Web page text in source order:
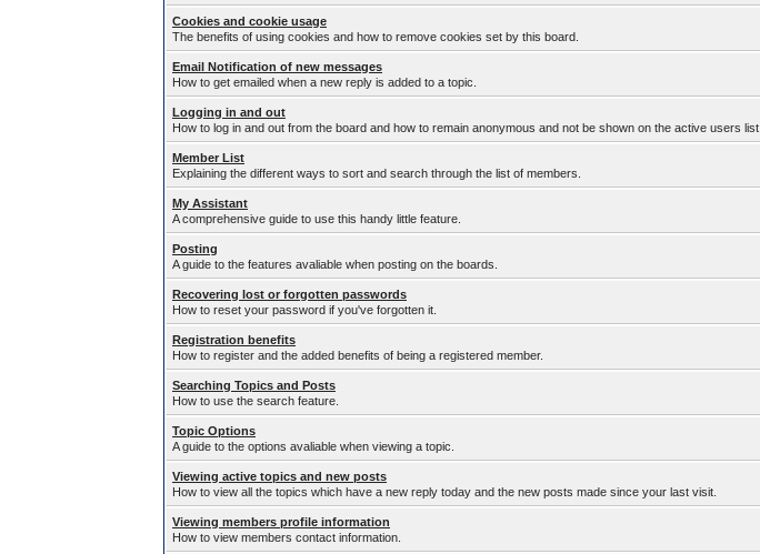
Cookies and cookie usage
The benefits of using cookies and how to remove cookies set by this board.
Email Notification of new messages
How to get emailed when a new reply is added to a topic.
Logging in and out
How to log in and out from the board and how to remain anonymous and not be shown on the active users list.
Member List
Explaining the different ways to sort and search through the list of members.
My Assistant
A comprehensive guide to use this handy little feature.
Posting
A guide to the features avaliable when posting on the boards.
Recovering lost or forgotten passwords
How to reset your password if you've forgotten it.
Registration benefits
How to register and the added benefits of being a registered member.
Searching Topics and Posts
How to use the search feature.
Topic Options
A guide to the options avaliable when viewing a topic.
Viewing active topics and new posts
How to view all the topics which have a new reply today and the new posts made since your last visit.
Viewing members profile information
How to view members contact information.